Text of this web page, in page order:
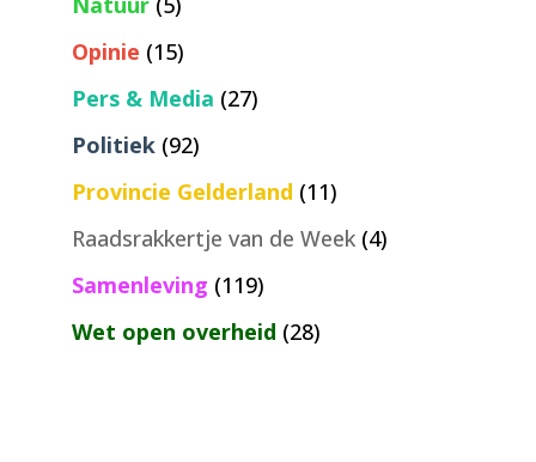
Opinie (15)
Pers & Media (27)
Politiek(92)
Provincie Gelderland (11)
Raadsrakkertje van de Week(4)
Samenleving (119)
Wet open overheid (28)